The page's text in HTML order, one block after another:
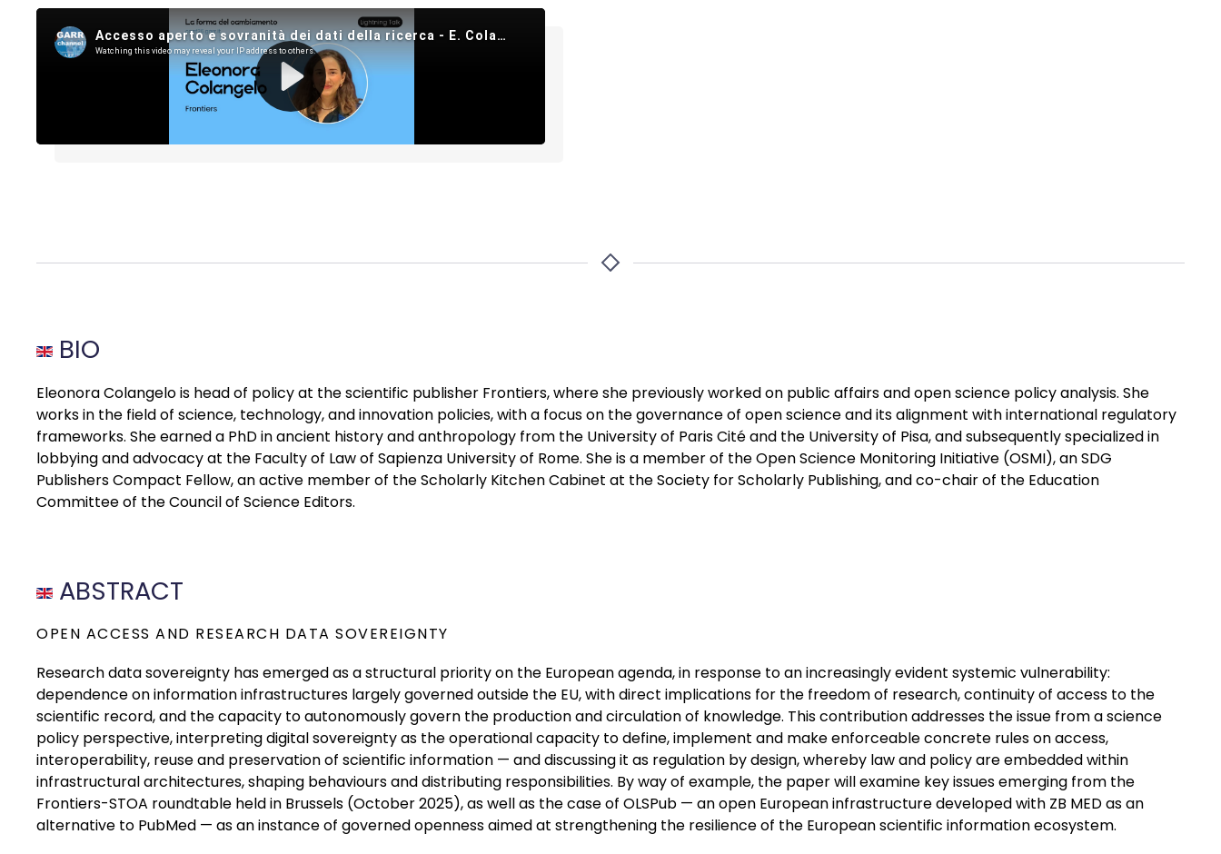
BIO
Eleonora Colangelo is head of policy at the scientific publisher Frontiers, where she previously worked on public affairs and open science policy analysis. She
works in the field of science, technology, and innovation policies, with a focus on the governance of open science and its alignment with international regulatory
frameworks. She earned a PhD in ancient history and anthropology from the University of Paris Cité and the University of Pisa, and subsequently specialized in
lobbying and advocacy at the Faculty of Law of Sapienza University of Rome. She is a member of the Open Science Monitoring Initiative (OSMI), an SDG
Publishers Compact Fellow, an active member of the Scholarly Kitchen Cabinet at the Society for Scholarly Publishing, and co-chair of the Education
Committee of the Council of Science Editors.
ABSTRACT
OPEN ACCESS AND RESEARCH DATA SOVEREIGNTY
Research data sovereignty has emerged as a structural priority on the European agenda, in response to an increasingly evident systemic vulnerability:
dependence on information infrastructures largely governed outside the EU, with direct implications for the freedom of research, continuity of access to the
scientific record, and the capacity to autonomously govern the production and circulation of knowledge. This contribution addresses the issue from a science
policy perspective, interpreting digital sovereignty as the operational capacity to define, implement and make enforceable concrete rules on access,
interoperability, reuse and preservation of scientific information — and discussing it as regulation by design, whereby law and policy are embedded within
infrastructural architectures, shaping behaviours and distributing responsibilities. By way of example, the paper will examine key issues emerging from the
Frontiers-STOA roundtable held in Brussels (October 2025), as well as the case of OLSPub — an open European infrastructure developed with ZB MED as an
alternative to PubMed — as an instance of governed openness aimed at strengthening the resilience of the European scientific information ecosystem.